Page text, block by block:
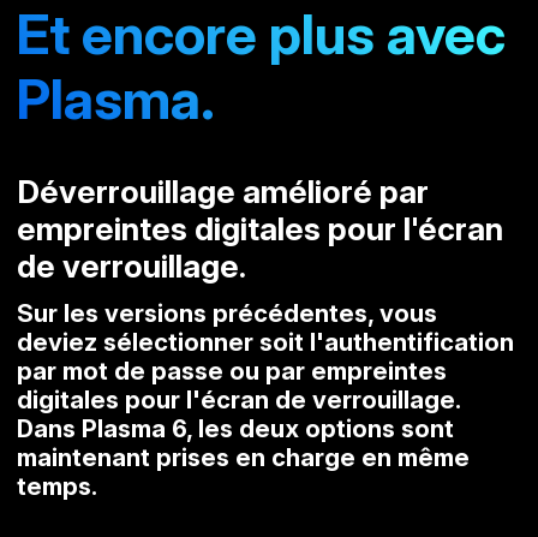
Et encore plus avec
Plasma.
Déverrouillage amélioré par
empreintes digitales pour l'écran
de verrouillage.
Sur les versions précédentes, vous
deviez sélectionner soit l'authentification
par mot de passe ou par empreintes
digitales pour l'écran de verrouillage.
Dans Plasma 6, les deux options sont
maintenant prises en charge en même
temps.